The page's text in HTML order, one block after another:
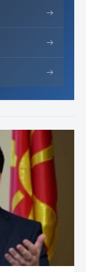
→
→
→